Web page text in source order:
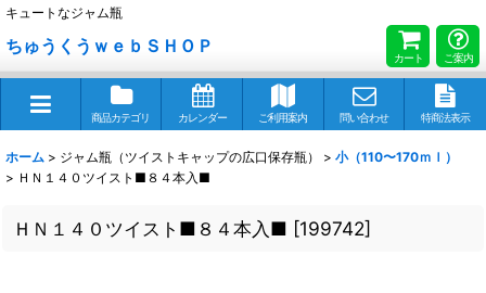
キュートなジャム瓶
ちゅうくうｗｅｂＳＨＯＰ
カート ご案内
商品カテゴリ カレンダー ご利用案内 問い合わせ 特商法表示
ホーム > ジャム瓶（ツイストキャップの広口保存瓶） > 小（110〜170ｍｌ）
> ＨＮ１４０ツイスト■８４本入■
ＨＮ１４０ツイスト■８４本入■ [199742]